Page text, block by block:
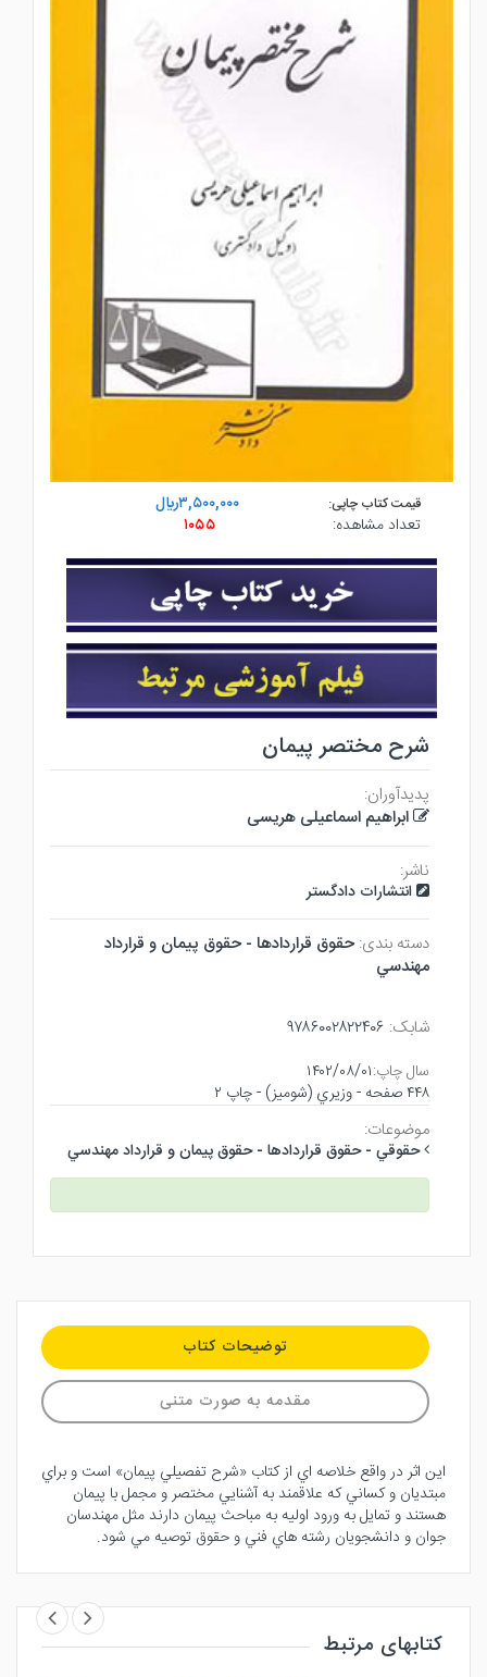
قیمت کتاب چاپی:
۳,۵۰۰,۰۰۰ريال
تعداد مشاهده:
۱۰۵۵
شرح مختصر پیمان
پدیدآوران:
ابراهیم اسماعیلی هریسی
ناشر:
انتشارات دادگستر
دسته بندی: حقوق قراردادها - حقوق پيمان و قرارداد
مهندسي
شابک: ۹۷۸۶۰۰۲۸۲۲۴۰۶
سال چاپ:۱۴۰۲/۰۸/۰۱
۴۴۸ صفحه - وزيري (شوميز) - چاپ ۲
موضوعات:
حقوقي - حقوق قراردادها - حقوق پيمان و قرارداد مهندسي
توضیحات کتاب
مقدمه به صورت متنی
اين اثر در واقع خلاصه اي از كتاب «شرح تفصيلي پيمان» است و براي
مبتديان و كساني كه علاقمند به آشنايي مختصر و مجمل با پيمان
هستند و تمايل به ورود اوليه به مباحث پيمان دارند مثل مهندسان
جوان و دانشجويان رشته هاي فني و حقوق توصيه مي شود.
کتابهای مرتبط